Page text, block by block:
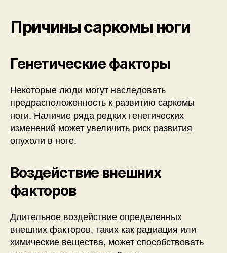
Причины саркомы ноги
Генетические факторы
Некоторые люди могут наследовать
предрасположенность к развитию саркомы
ноги. Наличие ряда редких генетических
изменений может увеличить риск развития
опухоли в ноге.
Воздействие внешних
факторов
Длительное воздействие определенных
внешних факторов, таких как радиация или
химические вещества, может способствовать